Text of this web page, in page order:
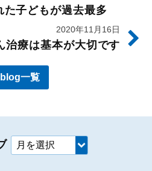
た子どもが過去最多
2020年11月16日
治療は基本が大切です
blog一覧